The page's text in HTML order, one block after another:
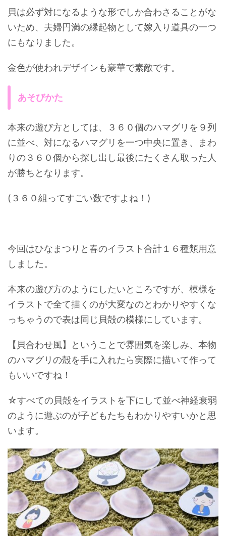
貝は必ず対になるような形でしか合わさることがな
いため、夫婦円満の縁起物として嫁入り道具の一つ
にもなりました。
金色が使われデザインも豪華で素敵です。
あそびかた
本来の遊び方としては、３６０個のハマグリを９列
に並べ、対になるハマグリを一つ中央に置き、まわ
りの３６０個から探し出し最後にたくさん取った人
が勝ちとなります。
(３６０組ってすごい数ですよね！)
今回はひなまつりと春のイラスト合計１６種類用意
しました。
本来の遊び方のようにしたいところですが、模様を
イラストで全て描くのが大変なのとわかりやすくな
っちゃうので表は同じ貝殻の模様にしています。
【貝合わせ風】ということで雰囲気を楽しみ、本物
のハマグリの殻を手に入れたら実際に描いて作って
もいいですね！
☆すべての貝殻をイラストを下にして並べ神経衰弱
のように遊ぶのが子どもたちもわかりやすいかと思
います。